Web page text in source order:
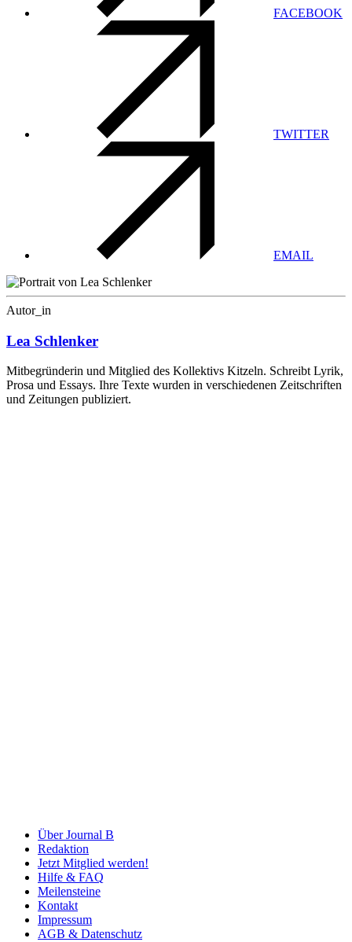
FACEBOOK
TWITTER
EMAIL
Autor_in
Lea Schlenker
Mitbegründerin und Mitglied des Kollektivs Kitzeln. Schreibt Lyrik,
Prosa und Essays. Ihre Texte wurden in verschiedenen Zeitschriften
und Zeitungen publiziert.
Über Journal B
Redaktion
Jetzt Mitglied werden!
Hilfe & FAQ
Meilensteine
Kontakt
Impressum
AGB & Datenschutz